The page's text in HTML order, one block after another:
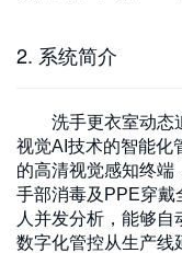
2. 系统简介
洗手更衣室动态
视觉AI技术的智能化
的高清视觉感知终端
手部消毒及PPE穿戴
人并发分析，能够
数字化管控从生产线